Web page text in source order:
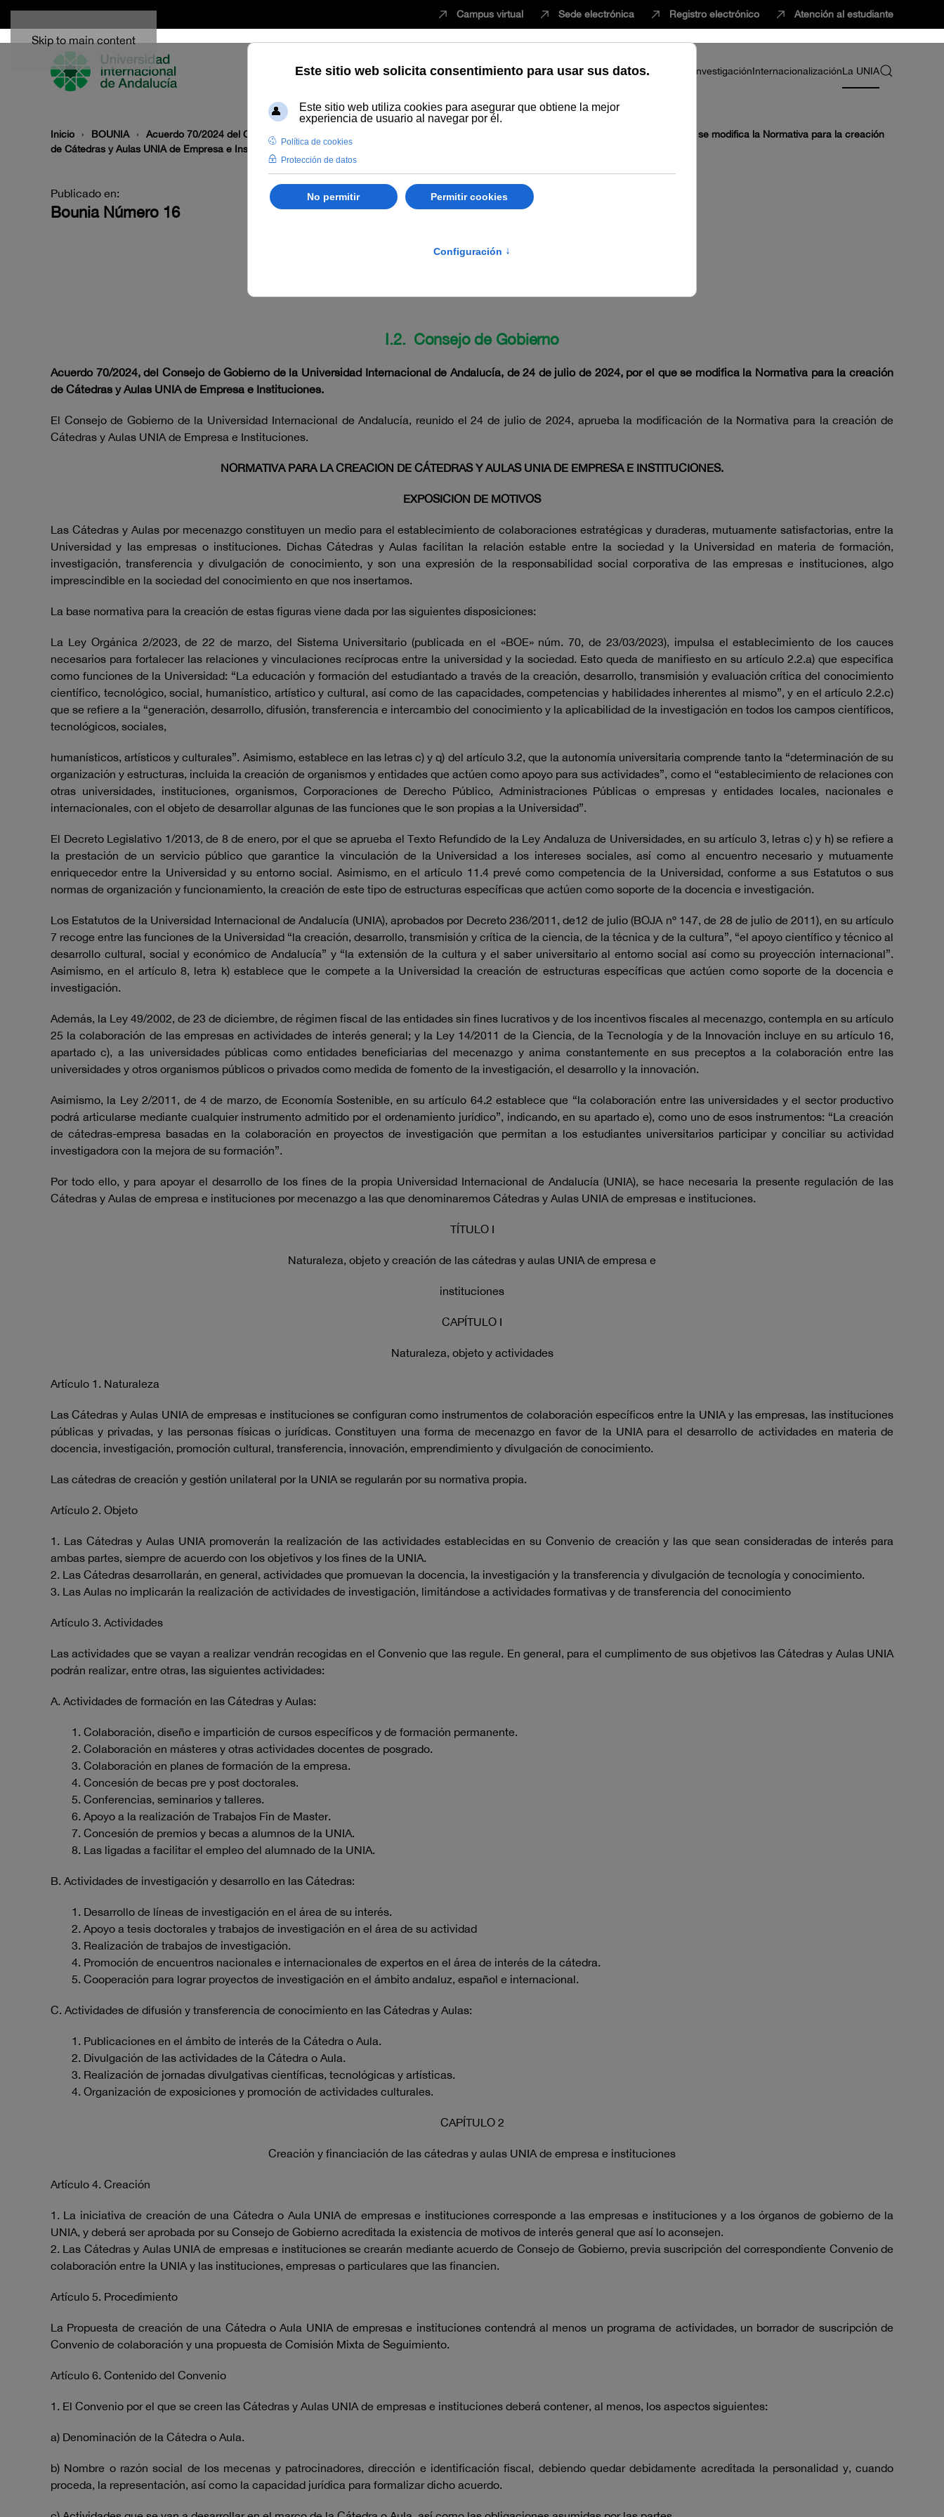
Skip to main content
Campus virtual Sede electrónica Registro electrónico Atención al estudiante
EstudiarInnovaciónVida universitariaProfesorado InvestigaciónInternacionalizaciónLa UNIA
Inicio BOUNIA
Acuerdo 70/2024 del Consejo de Gobierno de la Universidad Internacional de Andalucía, de 24 de julio de 2024, por el que se modifica la Normativa para la creación
de Cátedras y Aulas UNIA de Empresa e Instituciones.
Publicado en:
Bounia Número 16
I.2. Consejo de Gobierno
Acuerdo 70/2024, del Consejo de Gobierno de la Universidad Internacional de Andalucía, de 24 de julio de 2024, por el que se modifica la Normativa para la creación
de Cátedras y Aulas UNIA de Empresa e Instituciones.
El Consejo de Gobierno de la Universidad Internacional de Andalucía, reunido el 24 de julio de 2024, aprueba la modificación de la Normativa para la creación de
Cátedras y Aulas UNIA de Empresa e Instituciones.
NORMATIVA PARA LA CREACION DE CÁTEDRAS Y AULAS UNIA DE EMPRESA E INSTITUCIONES.
EXPOSICION DE MOTIVOS
Las Cátedras y Aulas por mecenazgo constituyen un medio para el establecimiento de colaboraciones estratégicas y duraderas, mutuamente satisfactorias, entre la
Universidad y las empresas o instituciones. Dichas Cátedras y Aulas facilitan la relación estable entre la sociedad y la Universidad en materia de formación,
investigación, transferencia y divulgación de conocimiento, y son una expresión de la responsabilidad social corporativa de las empresas e instituciones, algo
imprescindible en la sociedad del conocimiento en que nos insertamos.
La base normativa para la creación de estas figuras viene dada por las siguientes disposiciones:
La Ley Orgánica 2/2023, de 22 de marzo, del Sistema Universitario (publicada en el «BOE» núm. 70, de 23/03/2023), impulsa el establecimiento de los cauces
necesarios para fortalecer las relaciones y vinculaciones recíprocas entre la universidad y la sociedad. Esto queda de manifiesto en su artículo 2.2.a) que especifica
como funciones de la Universidad: “La educación y formación del estudiantado a través de la creación, desarrollo, transmisión y evaluación crítica del conocimiento
científico, tecnológico, social, humanístico, artístico y cultural, así como de las capacidades, competencias y habilidades inherentes al mismo”, y en el artículo 2.2.c)
que se refiere a la “generación, desarrollo, difusión, transferencia e intercambio del conocimiento y la aplicabilidad de la investigación en todos los campos científicos,
tecnológicos, sociales,
humanísticos, artísticos y culturales”. Asimismo, establece en las letras c) y q) del artículo 3.2, que la autonomía universitaria comprende tanto la “determinación de su
organización y estructuras, incluida la creación de organismos y entidades que actúen como apoyo para sus actividades”, como el “establecimiento de relaciones con
otras universidades, instituciones, organismos, Corporaciones de Derecho Público, Administraciones Públicas o empresas y entidades locales, nacionales e
internacionales, con el objeto de desarrollar algunas de las funciones que le son propias a la Universidad”.
El Decreto Legislativo 1/2013, de 8 de enero, por el que se aprueba el Texto Refundido de la Ley Andaluza de Universidades, en su artículo 3, letras c) y h) se refiere a
la prestación de un servicio público que garantice la vinculación de la Universidad a los intereses sociales, así como al encuentro necesario y mutuamente
enriquecedor entre la Universidad y su entorno social. Asimismo, en el artículo 11.4 prevé como competencia de la Universidad, conforme a sus Estatutos o sus
normas de organización y funcionamiento, la creación de este tipo de estructuras específicas que actúen como soporte de la docencia e investigación.
Los Estatutos de la Universidad Internacional de Andalucía (UNIA), aprobados por Decreto 236/2011, de12 de julio (BOJA nº 147, de 28 de julio de 2011), en su artículo
7 recoge entre las funciones de la Universidad “la creación, desarrollo, transmisión y crítica de la ciencia, de la técnica y de la cultura”, “el apoyo científico y técnico al
desarrollo cultural, social y económico de Andalucía” y “la extensión de la cultura y el saber universitario al entorno social así como su proyección internacional”.
Asimismo, en el artículo 8, letra k) establece que le compete a la Universidad la creación de estructuras específicas que actúen como soporte de la docencia e
investigación.
Además, la Ley 49/2002, de 23 de diciembre, de régimen fiscal de las entidades sin fines lucrativos y de los incentivos fiscales al mecenazgo, contempla en su artículo
25 la colaboración de las empresas en actividades de interés general; y la Ley 14/2011 de la Ciencia, de la Tecnología y de la Innovación incluye en su artículo 16,
apartado c), a las universidades públicas como entidades beneficiarias del mecenazgo y anima constantemente en sus preceptos a la colaboración entre las
universidades y otros organismos públicos o privados como medida de fomento de la investigación, el desarrollo y la innovación.
Asimismo, la Ley 2/2011, de 4 de marzo, de Economía Sostenible, en su artículo 64.2 establece que “la colaboración entre las universidades y el sector productivo
podrá articularse mediante cualquier instrumento admitido por el ordenamiento jurídico”, indicando, en su apartado e), como uno de esos instrumentos: “La creación
de cátedras-empresa basadas en la colaboración en proyectos de investigación que permitan a los estudiantes universitarios participar y conciliar su actividad
investigadora con la mejora de su formación”.
Por todo ello, y para apoyar el desarrollo de los fines de la propia Universidad Internacional de Andalucía (UNIA), se hace necesaria la presente regulación de las
Cátedras y Aulas de empresa e instituciones por mecenazgo a las que denominaremos Cátedras y Aulas UNIA de empresas e instituciones.
TÍTULO I
Naturaleza, objeto y creación de las cátedras y aulas UNIA de empresa e
instituciones
CAPÍTULO I
Naturaleza, objeto y actividades
Artículo 1. Naturaleza
Las Cátedras y Aulas UNIA de empresas e instituciones se configuran como instrumentos de colaboración específicos entre la UNIA y las empresas, las instituciones
públicas y privadas, y las personas físicas o jurídicas. Constituyen una forma de mecenazgo en favor de la UNIA para el desarrollo de actividades en materia de
docencia, investigación, promoción cultural, transferencia, innovación, emprendimiento y divulgación de conocimiento.
Las cátedras de creación y gestión unilateral por la UNIA se regularán por su normativa propia.
Artículo 2. Objeto
1. Las Cátedras y Aulas UNIA promoverán la realización de las actividades establecidas en su Convenio de creación y las que sean consideradas de interés para
ambas partes, siempre de acuerdo con los objetivos y los fines de la UNIA.
2. Las Cátedras desarrollarán, en general, actividades que promuevan la docencia, la investigación y la transferencia y divulgación de tecnología y conocimiento.
3. Las Aulas no implicarán la realización de actividades de investigación, limitándose a actividades formativas y de transferencia del conocimiento
Artículo 3. Actividades
Las actividades que se vayan a realizar vendrán recogidas en el Convenio que las regule. En general, para el cumplimento de sus objetivos las Cátedras y Aulas UNIA
podrán realizar, entre otras, las siguientes actividades:
A. Actividades de formación en las Cátedras y Aulas:
1. Colaboración, diseño e impartición de cursos específicos y de formación permanente.
2. Colaboración en másteres y otras actividades docentes de posgrado.
3. Colaboración en planes de formación de la empresa.
4. Concesión de becas pre y post doctorales.
5. Conferencias, seminarios y talleres.
6. Apoyo a la realización de Trabajos Fin de Master.
7. Concesión de premios y becas a alumnos de la UNIA.
8. Las ligadas a facilitar el empleo del alumnado de la UNIA.
B. Actividades de investigación y desarrollo en las Cátedras:
1. Desarrollo de líneas de investigación en el área de su interés.
2. Apoyo a tesis doctorales y trabajos de investigación en el área de su actividad
3. Realización de trabajos de investigación.
4. Promoción de encuentros nacionales e internacionales de expertos en el área de interés de la cátedra.
5. Cooperación para lograr proyectos de investigación en el ámbito andaluz, español e internacional.
C. Actividades de difusión y transferencia de conocimiento en las Cátedras y Aulas:
1. Publicaciones en el ámbito de interés de la Cátedra o Aula.
2. Divulgación de las actividades de la Cátedra o Aula.
3. Realización de jornadas divulgativas científicas, tecnológicas y artísticas.
4. Organización de exposiciones y promoción de actividades culturales.
CAPÍTULO 2
Creación y financiación de las cátedras y aulas UNIA de empresa e instituciones
Artículo 4. Creación
1. La iniciativa de creación de una Cátedra o Aula UNIA de empresas e instituciones corresponde a las empresas e instituciones y a los órganos de gobierno de la
UNIA, y deberá ser aprobada por su Consejo de Gobierno acreditada la existencia de motivos de interés general que así lo aconsejen.
2. Las Cátedras y Aulas UNIA de empresas e instituciones se crearán mediante acuerdo de Consejo de Gobierno, previa suscripción del correspondiente Convenio de
colaboración entre la UNIA y las instituciones, empresas o particulares que las financien.
Artículo 5. Procedimiento
La Propuesta de creación de una Cátedra o Aula UNIA de empresas e instituciones contendrá al menos un programa de actividades, un borrador de suscripción de
Convenio de colaboración y una propuesta de Comisión Mixta de Seguimiento.
Artículo 6. Contenido del Convenio
1. El Convenio por el que se creen las Cátedras y Aulas UNIA de empresas e instituciones deberá contener, al menos, los aspectos siguientes:
a) Denominación de la Cátedra o Aula.
b) Nombre o razón social de los mecenas y patrocinadores, dirección e identificación fiscal, debiendo quedar debidamente acreditada la personalidad y, cuando
proceda, la representación, así como la capacidad jurídica para formalizar dicho acuerdo.